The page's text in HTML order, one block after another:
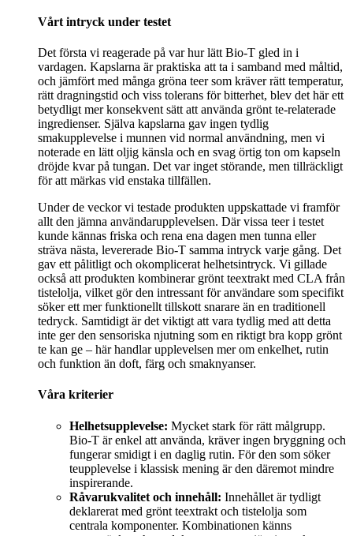
Vårt intryck under testet
Det första vi reagerade på var hur lätt Bio-T gled in i
vardagen. Kapslarna är praktiska att ta i samband med måltid,
och jämfört med många gröna teer som kräver rätt temperatur,
rätt dragningstid och viss tolerans för bitterhet, blev det här ett
betydligt mer konsekvent sätt att använda grönt te-relaterade
ingredienser. Själva kapslarna gav ingen tydlig
smakupplevelse i munnen vid normal användning, men vi
noterade en lätt oljig känsla och en svag örtig ton om kapseln
dröjde kvar på tungan. Det var inget störande, men tillräckligt
för att märkas vid enstaka tillfällen.
Under de veckor vi testade produkten uppskattade vi framför
allt den jämna användarupplevelsen. Där vissa teer i testet
kunde kännas friska och rena ena dagen men tunna eller
sträva nästa, levererade Bio-T samma intryck varje gång. Det
gav ett pålitligt och okomplicerat helhetsintryck. Vi gillade
också att produkten kombinerar grönt teextrakt med CLA från
tistelolja, vilket gör den intressant för användare som specifikt
söker ett mer funktionellt tillskott snarare än en traditionell
tedryck. Samtidigt är det viktigt att vara tydlig med att detta
inte ger den sensoriska njutning som en riktigt bra kopp grönt
te kan ge – här handlar upplevelsen mer om enkelhet, rutin
och funktion än doft, färg och smaknyanser.
Våra kriterier
Helhetsupplevelse: Mycket stark för rätt målgrupp.
Bio-T är enkel att använda, kräver ingen bryggning och
fungerar smidigt i en daglig rutin. För den som söker
teupplevelse i klassisk mening är den däremot mindre
inspirerande.
Råvarukvalitet och innehåll: Innehållet är tydligt
deklarerat med grönt teextrakt och tistelolja som
centrala komponenter. Kombinationen känns